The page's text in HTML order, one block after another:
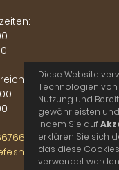
Diese Website
Technologien
Nutzung und
gewährleisten
Indem Sie auf
erklären Sie sich
das diese
verwendet